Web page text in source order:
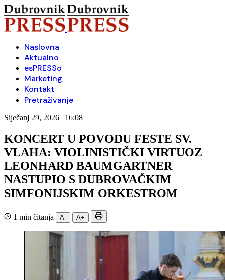
Naslovna
Aktualno
esPRESSo
Marketing
Kontakt
Pretraživanje
Siječanj 29, 2026 | 16:08
KONCERT U POVODU FESTE SV.
VLAHA: VIOLINISTIČKI VIRTUOZ
LEONHARD BAUMGARTNER
NASTUPIO S DUBROVAČKIM
SIMFONIJSKIM ORKESTROM
1 min čitanja A- A+